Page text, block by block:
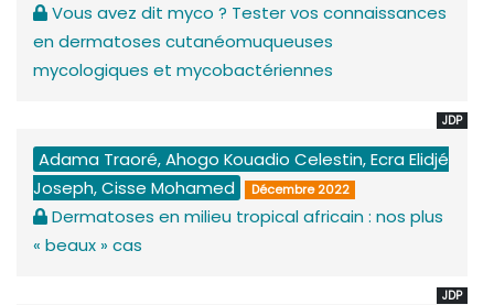
Vous avez dit myco ? Tester vos connaissances
en dermatoses cutanéomuqueuses
mycologiques et mycobactériennes
JDP
Adama Traoré, Ahogo Kouadio Celestin, Ecra Elidjé
Joseph, Cisse Mohamed
Décembre 2022
Dermatoses en milieu tropical africain : nos plus
« beaux » cas
JDP